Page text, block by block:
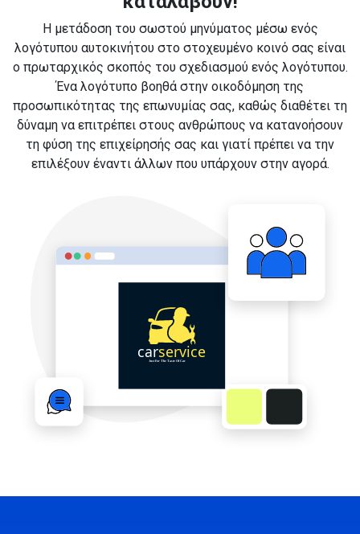
Η μετάδοση του σωστού μηνύματος μέσω ενός
λογότυπου αυτοκινήτου στο στοχευμένο κοινό σας είναι
ο πρωταρχικός σκοπός του σχεδιασμού ενός λογότυπου.
Ένα λογότυπο βοηθά στην οικοδόμηση της
προσωπικότητας της επωνυμίας σας, καθώς διαθέτει τη
δύναμη να επιτρέπει στους ανθρώπους να κατανοήσουν
τη φύση της επιχείρησής σας και γιατί πρέπει να την
επιλέξουν έναντι άλλων που υπάρχουν στην αγορά.